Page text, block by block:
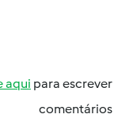
aqui para escrever
comentários